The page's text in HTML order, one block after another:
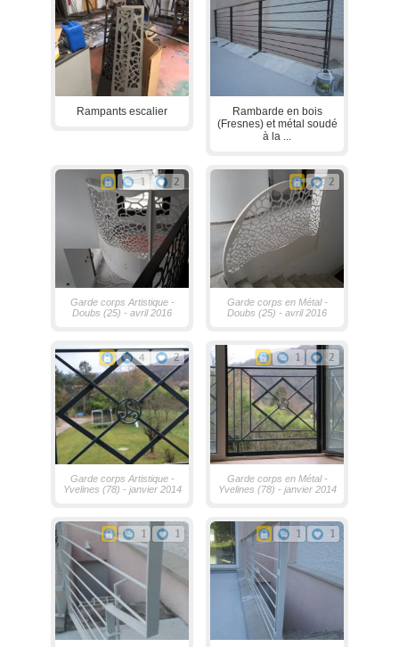
Rampants escalier
Rambarde en bois
(Fresnes) et métal soudé
à la ...
1 2
Garde corps Artistique -
Doubs (25) - avril 2016
2
Garde corps en Métal -
Doubs (25) - avril 2016
4 2
Garde corps Artistique -
Yvelines (78) - janvier 2014
1 2
Garde corps en Métal -
Yvelines (78) - janvier 2014
1 1 1 1